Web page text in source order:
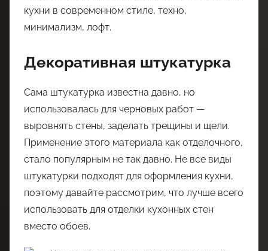
кухни в современном стиле, техно,
минимализм, лофт.
Декоративная штукатурка
Сама штукатурка известна давно, но
использовалась для черновых работ —
выровнять стены, заделать трещины и щели.
Применение этого материала как отделочного,
стало популярным не так давно. Не все виды
штукатурки подходят для оформления кухни,
поэтому давайте рассмотрим, что лучше всего
использовать для отделки кухонных стен
вместо обоев.